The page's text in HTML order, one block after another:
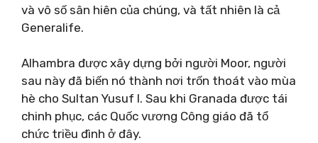
và vô số sân hiên của chúng, và tất nhiên là cả
Generalife.
Alhambra được xây dựng bởi người Moor, người
sau này đã biến nó thành nơi trốn thoát vào mùa
hè cho Sultan Yusuf I. Sau khi Granada được tái
chinh phục, các Quốc vương Công giáo đã tổ
chức triều đình ở đây.